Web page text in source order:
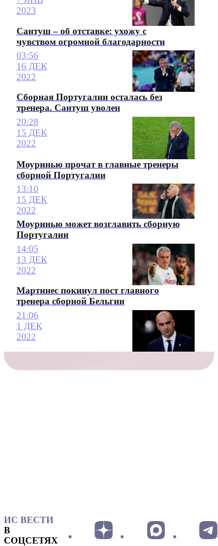
2023
Сантуш – об отставке: ухожу с
чувством огромной благодарности
03:56
16 ДЕК
2022
Сборная Португалии осталась без
тренера. Сантуш уволен
20:28
15 ДЕК
2022
Моуринью прочат в главные тренеры
сборной Португалии
13:10
15 ДЕК
2022
Моуринью может возглавить сборную
Португалии
14:05
13 ДЕК
2022
Мартинес покинул пост главного
тренера сборной Бельгии
21:06
1 ДЕК
2022
ИС ВЕСТИ
В
СОЦСЕТЯХ